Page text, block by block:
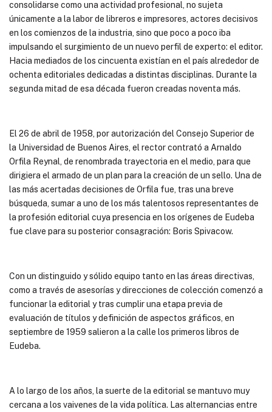
consolidarse como una actividad profesional, no sujeta
únicamente a la labor de libreros e impresores, actores decisivos
en los comienzos de la industria, sino que poco a poco iba
impulsando el surgimiento de un nuevo perfil de experto: el editor.
Hacia mediados de los cincuenta existían en el país alrededor de
ochenta editoriales dedicadas a distintas disciplinas. Durante la
segunda mitad de esa década fueron creadas noventa más.
El 26 de abril de 1958, por autorización del Consejo Superior de
la Universidad de Buenos Aires, el rector contrató a Arnaldo
Orfila Reynal, de renombrada trayectoria en el medio, para que
dirigiera el armado de un plan para la creación de un sello. Una de
las más acertadas decisiones de Orfila fue, tras una breve
búsqueda, sumar a uno de los más talentosos representantes de
la profesión editorial cuya presencia en los orígenes de Eudeba
fue clave para su posterior consagración: Boris Spivacow.
Con un distinguido y sólido equipo tanto en las áreas directivas,
como a través de asesorías y direcciones de colección comenzó a
funcionar la editorial y tras cumplir una etapa previa de
evaluación de títulos y definición de aspectos gráficos, en
septiembre de 1959 salieron a la calle los primeros libros de
Eudeba.
A lo largo de los años, la suerte de la editorial se mantuvo muy
cercana a los vaivenes de la vida política. Las alternancias entre